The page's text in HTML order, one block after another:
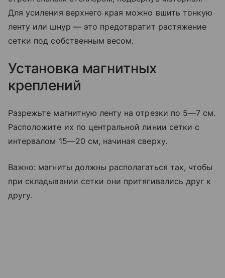
Для усиления верхнего края можно вшить тонкую
ленту или шнур — это предотвратит растяжение
сетки под собственным весом.
Установка магнитных
креплений
Разрежьте магнитную ленту на отрезки по 5—7 см.
Расположите их по центральной линии сетки с
интервалом 15—20 см, начиная сверху.
Важно: магниты должны располагаться так, чтобы
при складывании сетки они притягивались друг к
другу.